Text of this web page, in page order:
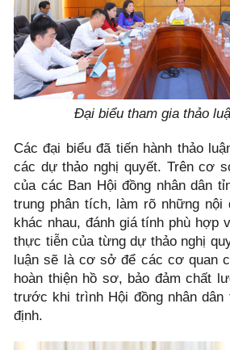
Đại biểu tham gia thảo
Các đại biểu đã tiến hành thảo
các dự thảo nghị quyết. Trên cơ
của các Ban Hội đồng nhân dân
trung phân tích, làm rõ những nội
khác nhau, đánh giá tính phù hợp
thực tiễn của từng dự thảo nghị
luận sẽ là cơ sở để các cơ quan
hoàn thiện hồ sơ, bảo đảm chất
trước khi trình Hội đồng nhân dân
định.